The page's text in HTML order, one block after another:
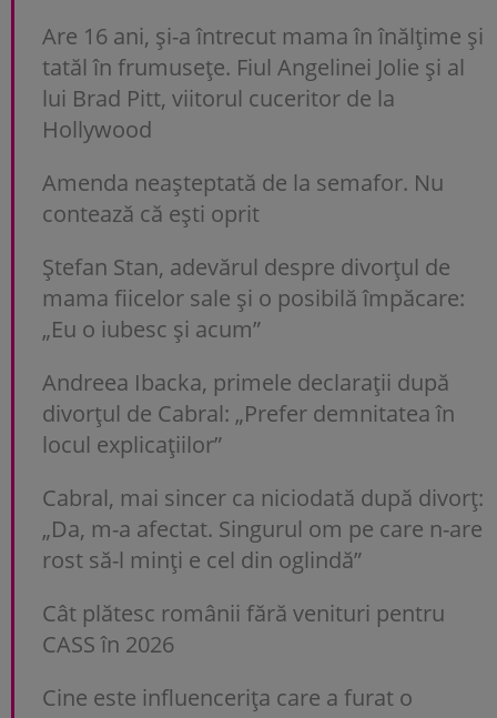
Are 16 ani, și-a întrecut mama în înălțime și
tatăl în frumusețe. Fiul Angelinei Jolie și al
lui Brad Pitt, viitorul cuceritor de la
Hollywood
Amenda neașteptată de la semafor. Nu
contează că ești oprit
Ștefan Stan, adevărul despre divorțul de
mama fiicelor sale și o posibilă împăcare:
„Eu o iubesc și acum”
Andreea Ibacka, primele declarații după
divorțul de Cabral: „Prefer demnitatea în
locul explicațiilor”
Cabral, mai sincer ca niciodată după divorț:
„Da, m-a afectat. Singurul om pe care n-are
rost să-l minți e cel din oglindă”
Cât plătesc românii fără venituri pentru
CASS în 2026
Cine este influencerița care a furat o